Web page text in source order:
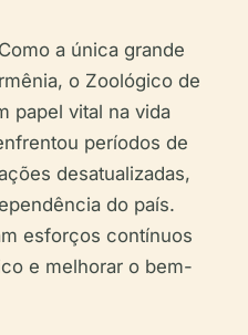
Como a única grande
o Zoológico de
papel vital na vida
períodos de
desatualizadas,
do país.
esforços contínuos
e melhorar o bem-